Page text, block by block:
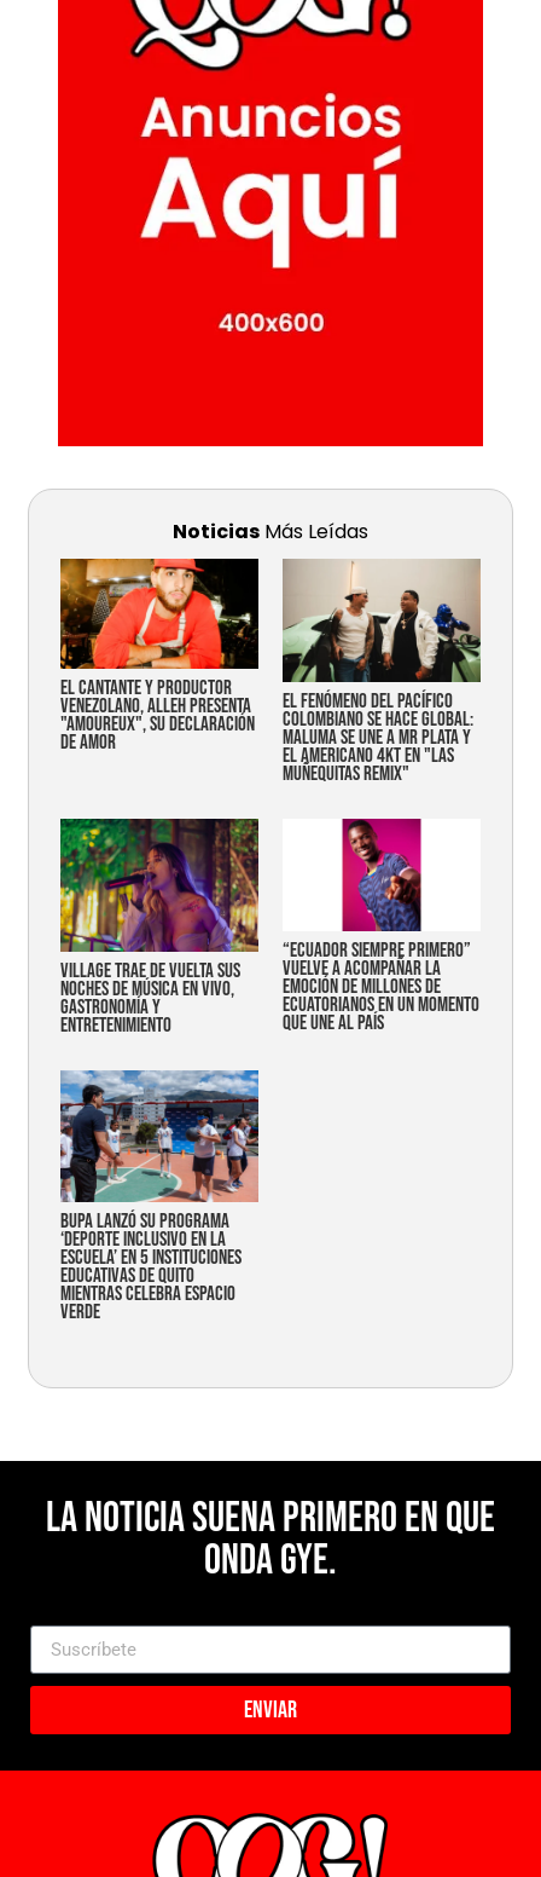
Noticias Más Leídas
EL CANTANTE Y PRODUCTOR
VENEZOLANO, ALLEH PRESENTA
"AMOUREUX", SU DECLARACIÓN
DE AMOR
EL FENÓMENO DEL PACÍFICO
COLOMBIANO SE HACE GLOBAL:
MALUMA SE UNE A MR PLATA Y
EL AMERICANO 4KT EN "LAS
MUÑEQUITAS REMIX"
Village trae de vuelta sus
noches de música en vivo,
gastronomía y
entretenimiento
“Ecuador siempre primero”
vuelve a acompañar la
emoción de millones de
ecuatorianos en un momento
que une al país
Bupa lanzó su programa
‘Deporte Inclusivo en la
Escuela’ en 5 instituciones
educativas de Quito
mientras celebra espacio
verde
La noticia suena primero en Que
Onda Gye.
Enviar